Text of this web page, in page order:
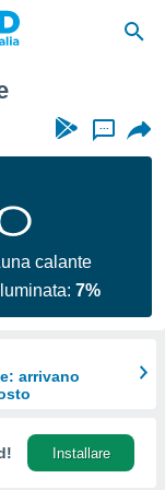
...
calante
Illuminata:7%
arrivano
Installare